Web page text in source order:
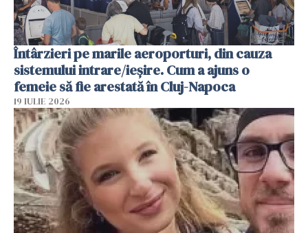
Întârzieri pe marile aeroporturi, din cauza
sistemului intrare/ieșire. Cum a ajuns o
femeie să fie arestată în Cluj-Napoca
19 IULIE 2026